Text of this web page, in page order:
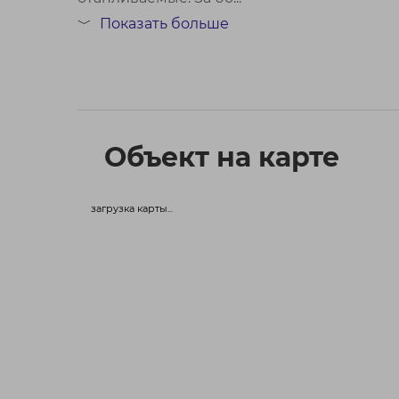
﹀ Показать больше
Объект на карте
загрузка карты...